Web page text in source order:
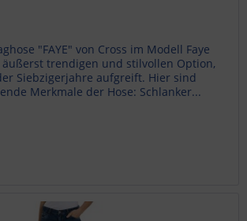
"FAYE" von Cross im Modell Faye
trendigen und stilvollen Option,
Siebzigerjahre aufgreift. Hier sind
Merkmale der Hose: Schlanker...